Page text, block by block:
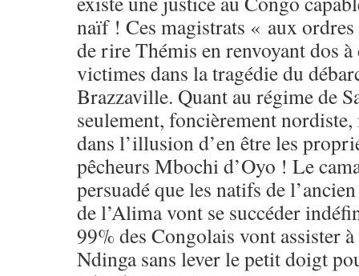
naïf ! Ces magistrats « aux
de rire Thémis en renvoyant dos
victimes dans la tragédie du
Brazzaville. Quant au régime de
seulement, foncièrement nordiste,
dans l’illusion d’en être les
pêcheurs Mbochi d’Oyo ! Le
persuadé que les natifs de
de l’Alima vont se succéder
99% des Congolais vont assister
Ndinga sans lever le petit doigt